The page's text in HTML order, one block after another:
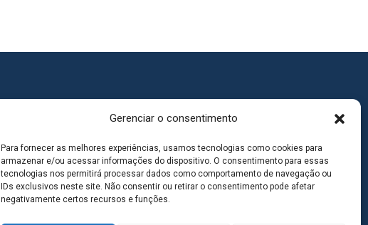
Gerenciar o consentimento
Para fornecer as melhores experiências, usamos tecnologias como cookies para
armazenar e/ou acessar informações do dispositivo. O consentimento para essas
tecnologias nos permitirá processar dados como comportamento de navegação ou
IDs exclusivos neste site. Não consentir ou retirar o consentimento pode afetar
negativamente certos recursos e funções.